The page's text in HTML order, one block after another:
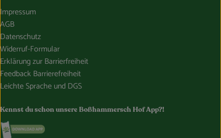
Impressum
AGB
Datenschutz
Widerruf-Formular
Erklärung zur Barrierfreiheit
Feedback Barrierefreiheit
Leichte Sprache und DGS
Kennst du schon unsere Boßhammersch Hof App?!
Externer Link zu https://www.bosshammersch-